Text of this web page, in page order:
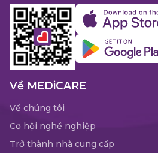
Về MEDiCARE
Về chúng tôi
Cơ hội nghề nghiệp
Trở thành nhà cung cấp